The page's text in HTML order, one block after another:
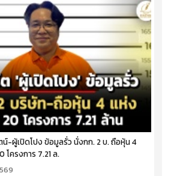
-ผู้เปิดโปง ข้อมูลรั่ว นั่งกก. 2 บ. ถือหุ้น 4
โครงการ 7.21 ล.